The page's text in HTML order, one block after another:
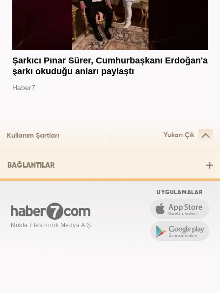
Şarkıcı Pınar Sürer, Cumhurbaşkanı Erdoğan'a
şarkı okuduğu anları paylaştı
Haber7
Kullanım Şartları Yukarı Çık
BAĞLANTILAR
Nokta Elektronik Medya A.Ş.
UYGULAMALAR